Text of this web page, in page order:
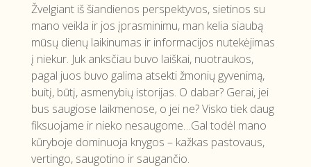
Žvelgiant iš šiandienos perspektyvos, sietinos su
mano veikla ir jos įprasminimu, man kelia siaubą
mūsų dienų laikinumas ir informacijos nutekėjimas
į niekur. Juk anksčiau buvo laiškai, nuotraukos,
pagal juos buvo galima atsekti žmonių gyvenimą,
buitį, būtį, asmenybių istorijas. O dabar? Gerai, jei
bus saugiose laikmenose, o jei ne? Visko tiek daug
fiksuojame ir nieko nesaugome…Gal todėl mano
kūryboje dominuoja knygos – kažkas pastovaus,
vertingo, saugotino ir saugančio.